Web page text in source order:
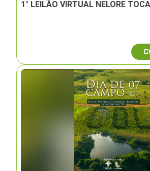
1° LEILÃO VIRTUAL NELORE TOCA